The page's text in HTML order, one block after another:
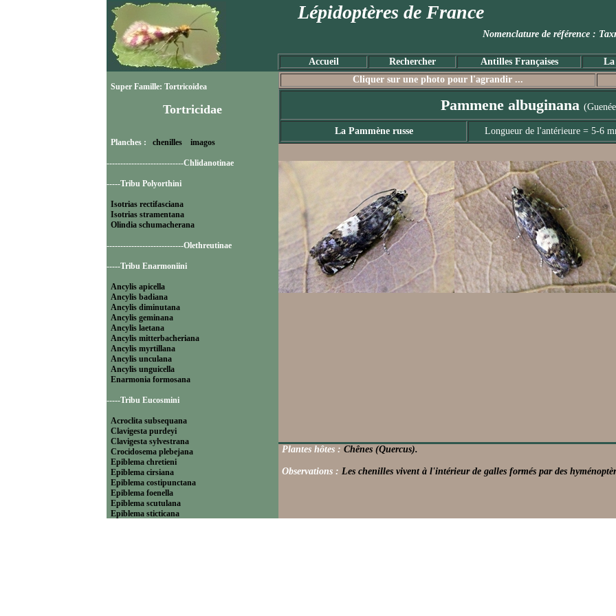
Lépidoptères de France
Nomenclature de référence
Accueil Rechercher Antilles Françaises La
Super Famille: Tortricoidea
Tortricidae
Planches : chenilles imagos
----------------------------Chlidanotinae
-----Tribu Polyorthini
Isotrias rectifasciana
Isotrias stramentana
Olindia schumacherana
----------------------------Olethreutinae
-----Tribu Enarmoniini
Ancylis apicella
Ancylis badiana
Ancylis diminutana
Ancylis geminana
Ancylis laetana
Ancylis mitterbacheriana
Ancylis myrtillana
Ancylis unculana
Ancylis unguicella
Enarmonia formosana
-----Tribu Eucosmini
Acroclita subsequana
Clavigesta purdeyi
Clavigesta sylvestrana
Crocidosema plebejana
Epiblema chretieni
Epiblema cirsiana
Epiblema costipunctana
Epiblema foenella
Epiblema scutulana
Epiblema sticticana
Cliquer sur une photo pour l'agrandir ...
Pammene albuginana
La Pammène russe Longueur de l'antérieure = 5-6
Plantes hôtes : Chênes (Quercus).
Observations : Les chenilles vivent à l'intérieur de galles formés par des